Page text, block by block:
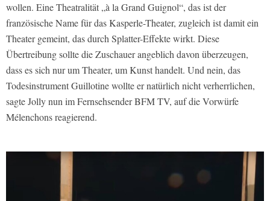
wollen. Eine Theatralität „à la Grand Guignol“, das ist der
französische Name für das Kasperle-Theater, zugleich ist damit ein
Theater gemeint, das durch Splatter-Effekte wirkt. Diese
Übertreibung sollte die Zuschauer angeblich davon überzeugen,
dass es sich nur um Theater, um Kunst handelt. Und nein, das
Todesinstrument Guillotine wollte er natürlich nicht verherrlichen,
sagte Jolly nun im Fernsehsender BFM TV, auf die Vorwürfe
Mélenchons reagierend.